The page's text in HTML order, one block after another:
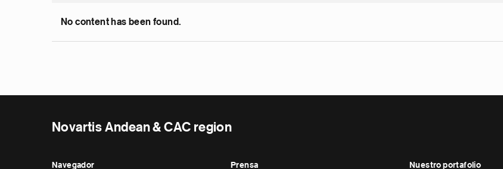
No content has been found.
Novartis Andean & CAC region
Navegador Prensa Nuestro portafolio